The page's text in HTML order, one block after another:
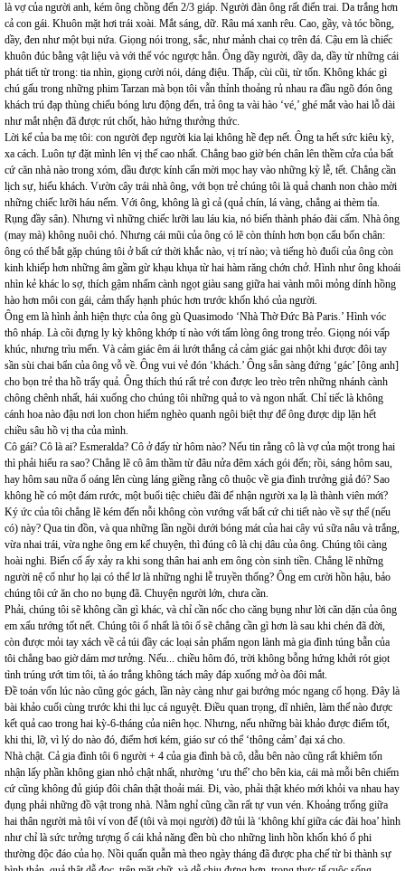
là vợ của người anh, kém ông chồng đến 2/3 giáp. Người đàn ông rất điển trai. Da trắng hơn
cả con gái. Khuôn mặt hơi trái xoài. Mắt sáng, dữ. Râu má xanh rêu. Cao, gầy, và tóc bồng,
dầy, đen như một bụi nứa. Giọng nói trong, sắc, như mảnh chai cọ trên đá. Cậu em là chiếc
khuôn đúc bằng vật liệu và với thể vóc ngược hẳn. Ông dầy người, dầy da, dầy từ những cái
phát tiết từ trong: tia nhìn, giọng cười nói, dáng điệu. Thấp, cùi cũi, từ tốn. Không khác gì
chú gấu trong những phim Tarzan mà bọn tôi vẫn thỉnh thoảng rủ nhau ra đầu ngõ đón ông
khách trú đạp thùng chiếu bóng lưu động đến, trả ông ta vài hào ‘vé,’ ghé mắt vào hai lỗ dài
như mắt nhện đã được rút chốt, hào hứng thưởng thức.
Lời kể của ba mẹ tôi: con người đẹp người kia lại không hề đẹp nết. Ông ta hết sức kiêu kỳ,
xa cách. Luôn tự đặt mình lên vị thế cao nhất. Chẳng bao giờ bén chân lên thềm cửa của bất
cứ căn nhà nào trong xóm, dầu được kính cẩn mời mọc hay vào những kỳ lễ, tết. Chẳng cần
lịch sự, hiếu khách. Vườn cây trái nhà ông, với bọn trẻ chúng tôi là quả chanh non chào mời
những chiếc lưỡi háu nếm. Với ông, không là gì cả (quả chín, lá vàng, chẳng ai thèm tỉa.
Rụng đầy sân). Nhưng vì những chiếc lưỡi lau láu kia, nó biến thành pháo đài cấm. Nhà ông
(may mà) không nuôi chó. Nhưng cái mũi của ông có lẽ còn thính hơn bọn cẩu bốn chân:
ông có thể bắt gặp chúng tôi ở bất cứ thời khắc nào, vị trí nào; và tiếng hò đuổi của ông còn
kinh khiếp hơn những âm gầm gừ khạu khụa từ hai hàm răng chớn chở. Hình như ông khoái
nhìn kẻ khác lo sợ, thích gậm nhấm cành ngọt giàu sang giữa hai vành môi mỏng dính hồng
hào hơn môi con gái, cảm thấy hạnh phúc hơn trước khốn khó của người.
Ông em là hình ảnh hiện thực của ông gù Quasimodo ‘Nhà Thờ Đức Bà Paris.’ Hình vóc
thô nháp. Là cõi đựng ly kỳ không khớp tí nào với tấm lòng ông trong trẻo. Giọng nói vấp
khúc, nhưng trìu mến. Và cảm giác êm ái lướt thắng cả cảm giác gai nhột khi được đôi tay
sần sùi chai bẩn của ông vỗ về. Ông vui vẻ đón ‘khách.’ Ông sẵn sàng đứng ‘gác’ [ông anh]
cho bọn trẻ tha hồ trẩy quả. Ông thích thú rất trẻ con được leo trèo trên những nhánh cành
chông chênh nhất, hái xuống cho chúng tôi những quả to và ngon nhất. Chỉ tiếc là không
cánh hoa nào đậu nơi lon chon hiểm nghèo quanh ngôi biệt thự để ông được dịp lặn hết
chiều sâu hồ vị tha của mình.
Cô gái? Cô là ai? Esmeralda? Cô ở đấy từ hôm nào? Nếu tin rằng cô là vợ của một trong hai
thì phải hiểu ra sao? Chẳng lẽ cô âm thầm từ đâu nửa đêm xách gói đến; rồi, sáng hôm sau,
hay hôm sau nữa ố oáng lên cùng láng giềng rằng cô thuộc về gia đình trưởng giả đó? Sao
không hề có một đám rước, một buổi tiệc chiêu đãi để nhận người xa lạ là thành viên mới?
Ký ức của tôi chẳng lẽ kém đến nỗi không còn vướng vất bất cứ chi tiết nào về sự thể (nếu
có) này? Qua tin đồn, và qua những lần ngồi dưới bóng mát của hai cây vú sữa nâu và trắng,
vừa nhai trái, vừa nghe ông em kể chuyện, thì đúng cô là chị dâu của ông. Chúng tôi càng
hoài nghi. Biến cố ấy xảy ra khi song thân hai anh em ông còn sinh tiền. Chẳng lẽ những
người nệ cổ như họ lại có thể lơ là những nghi lễ truyền thống? Ông em cười hồn hậu, bảo
chúng tôi cứ ăn cho no bụng đã. Chuyện người lớn, chưa cần.
Phải, chúng tôi sẽ không cần gì khác, và chỉ cần nốc cho căng bụng như lời căn dặn của ông
em xấu tướng tốt nết. Chúng tôi ố nhất là tôi ố sẽ chẳng cần gì hơn là sau khi chén đã đời,
còn được mỏi tay xách về cả túi đầy các loại sản phẩm ngon lành mà gia đình túng bẫn của
tôi chẳng bao giờ dám mơ tưởng. Nếu... chiều hôm đó, trời không bỗng hứng khởi rót giọt
tình trúng ướt tim tôi, tà áo trắng không tách mây đáp xuống mở òa đôi mắt.
Đề toán vốn lúc nào cũng góc gách, lần này càng như gai bướng móc ngang cổ họng. Đây là
bài khảo cuối cùng trước khi thi lục cá nguyệt. Điều quan trọng, dĩ nhiên, làm thế nào được
kết quả cao trong hai kỳ-6-tháng của niên học. Nhưng, nếu những bài khảo được điểm tốt,
khi thi, lỡ, vì lý do nào đó, điểm hơi kém, giáo sư có thể ‘thông cảm’ đại xá cho.
Nhà chật. Cả gia đình tôi 6 người + 4 của gia đình bà cô, dẫu bên nào cũng rất khiêm tốn
nhận lấy phần không gian nhỏ chật nhất, nhường ‘ưu thế’ cho bên kia, cái mà mỗi bên chiếm
cứ cũng không đủ giúp đôi chân thật thoải mái. Đi, vào, phải thật khéo mới khỏi va nhau hay
đụng phải những đồ vật trong nhà. Nằm nghỉ cũng cần rất tự vun vén. Khoảng trống giữa
hai thân người mà tôi ví von để (tôi và mọi người) đỡ tủi là ‘không khí giữa các đài hoa’ hình
như chỉ là sức tưởng tượng ố cái khả năng đền bù cho những linh hồn khốn khó ố phi
thường độc đáo của họ. Nồi quấn quẫn mà theo ngày tháng đã được pha chế từ bi thành sự